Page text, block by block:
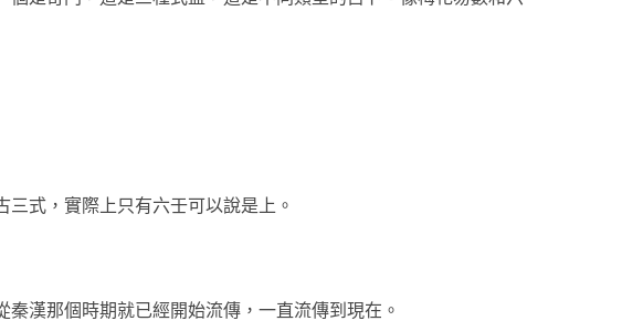
式，實際上只有六壬可以說是上。
漢那個時期就已經開始流傳，一直流傳到現在。